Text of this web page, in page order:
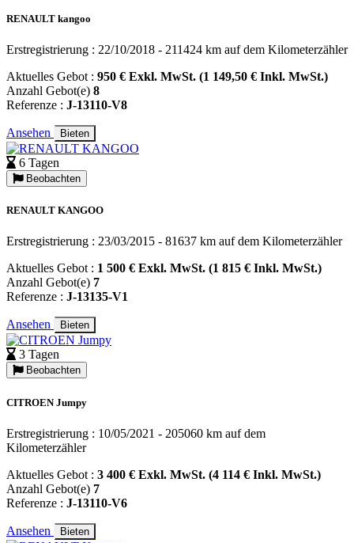
RENAULT kangoo
Erstregistrierung : 22/10/2018 - 211424 km auf dem Kilometerzähler
Aktuelles Gebot : 950 € Exkl. MwSt. (1 149,50 € Inkl. MwSt.)
Anzahl Gebot(e) 8
Referenze : J-13110-V8
Ansehen Bieten
6 Tagen
Beobachten
RENAULT KANGOO
Erstregistrierung : 23/03/2015 - 81637 km auf dem Kilometerzähler
Aktuelles Gebot : 1 500 € Exkl. MwSt. (1 815 € Inkl. MwSt.)
Anzahl Gebot(e) 7
Referenze : J-13135-V1
Ansehen Bieten
3 Tagen
Beobachten
CITROEN Jumpy
Erstregistrierung : 10/05/2021 - 205060 km auf dem
Kilometerzähler
Aktuelles Gebot : 3 400 € Exkl. MwSt. (4 114 € Inkl. MwSt.)
Anzahl Gebot(e) 7
Referenze : J-13110-V6
Ansehen Bieten